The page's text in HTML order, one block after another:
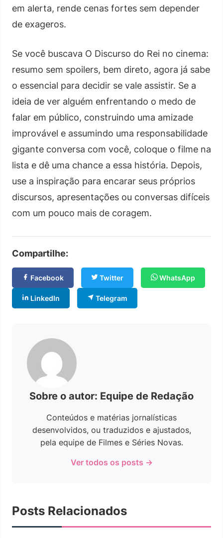
em alerta, rende cenas fortes sem depender
de exageros.
Se você buscava O Discurso do Rei no cinema:
resumo sem spoilers, bem direto, agora já sabe
o essencial para decidir se vale assistir. Se a
ideia de ver alguém enfrentando o medo de
falar em público, construindo uma amizade
improvável e assumindo uma responsabilidade
gigante conversa com você, coloque o filme na
lista e dê uma chance a essa história. Depois,
use a inspiração para encarar seus próprios
discursos, apresentações ou conversas difíceis
com um pouco mais de coragem.
Compartilhe:
Facebook Twitter WhatsApp
LinkedIn Telegram
Sobre o autor: Equipe de Redação
Conteúdos e matérias jornalísticas
desenvolvidos, ou traduzidos e ajustados,
pela equipe de Filmes e Séries Novas.
Ver todos os posts →
Posts Relacionados